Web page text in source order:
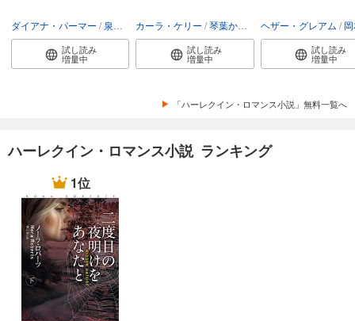
ダイアナ・パーマー 泉智子
試し読み
増量中
カーラ・ケリー 琴葉かいら
試し読み
増量中
ヘザー・グレアム
試し読み
増量中
「ハーレクイン・ロマンス小説」無料一覧へ
ハーレクイン・ロマンス小説 ランキング
1位